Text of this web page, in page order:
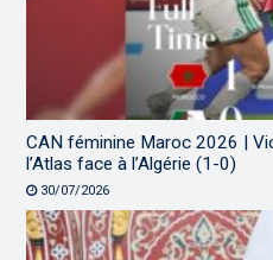
CAN féminine Maroc 2026 |
l’Atlas face à l’Algérie (1-0)
30/07/2026